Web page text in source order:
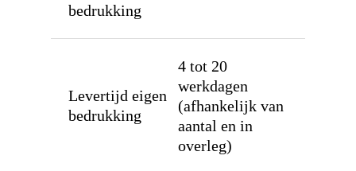
bedrukking
Levertijd eigen
bedrukking
4 tot 20
werkdagen
(afhankelijk van
aantal en in
overleg)